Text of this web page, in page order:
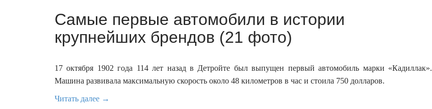
Самые первые автомобили в истории
крупнейших брендов (21 фото)
17 октября 1902 года 114 лет назад в Детройте был выпущен первый автомобиль марки «Кадиллак».
Машина развивала максимальную скорость около 48 километров в час и стоила 750 долларов.
Читать далее →